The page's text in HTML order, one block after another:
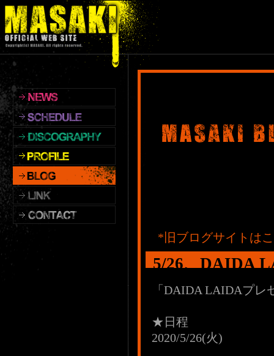
*旧ブログサイトは
5/26、DAIDA
「DAIDA LAIDAプレ
★日程
2020/5/26(火)